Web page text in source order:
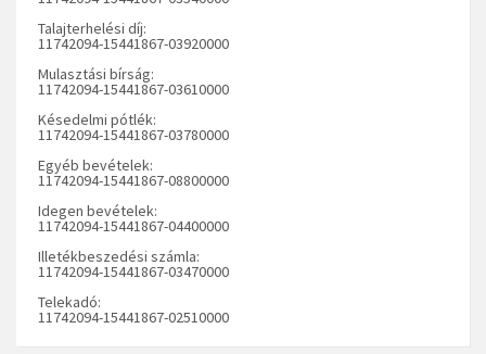
Talajterhelési díj:
11742094-15441867-03920000
Mulasztási bírság:
11742094-15441867-03610000
Késedelmi pótlék:
11742094-15441867-03780000
Egyéb bevételek:
11742094-15441867-08800000
Idegen bevételek:
11742094-15441867-04400000
Illetékbeszedési számla:
11742094-15441867-03470000
Telekadó:
11742094-15441867-02510000